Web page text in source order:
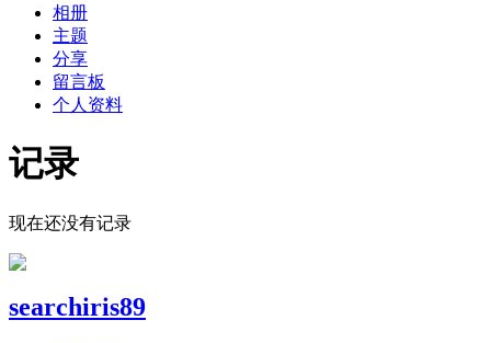
相册
主题
分享
留言板
个人资料
记录
现在还没有记录
searchiris89